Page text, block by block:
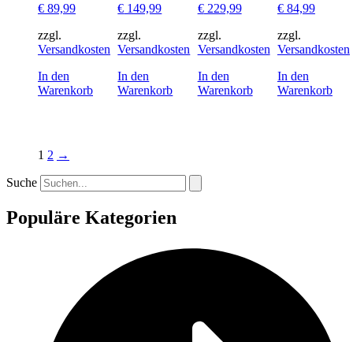
€ 89,99
zzgl.
Versandkosten
In den
Warenkorb
€ 149,99
zzgl.
Versandkosten
In den
Warenkorb
€229,99
zzgl.
Versandkosten
In den
Warenkorb
€84,99
zzgl.
Versandkosten
In den
Warenkorb
1 2 →
Suche
Populäre Kategorien